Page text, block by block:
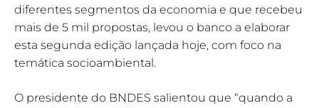
diferentes segmentos da economia e que recebeu
mais de 5 mil propostas, levou o banco a elaborar
esta segunda edição lançada hoje, com foco na
temática socioambiental.
O presidente do BNDES salientou que “quando a